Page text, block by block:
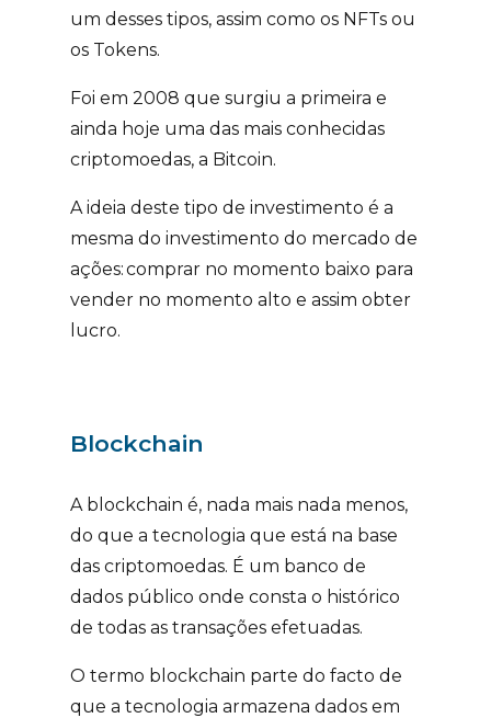
um desses tipos, assim como os NFTs ou
os Tokens.
Foi em 2008 que surgiu a primeira e
ainda hoje uma das mais conhecidas
criptomoedas, a Bitcoin.
A ideia deste tipo de investimento é a
mesma do investimento do mercado de
ações:comprar no momento baixo para
vender no momento alto e assim obter
lucro.
Blockchain
A blockchain é, nada mais nada menos,
do que a tecnologia que está na base
das criptomoedas. É um banco de
dados público onde consta o histórico
de todas as transações efetuadas.
O termo blockchain parte do facto de
que a tecnologia armazena dados em